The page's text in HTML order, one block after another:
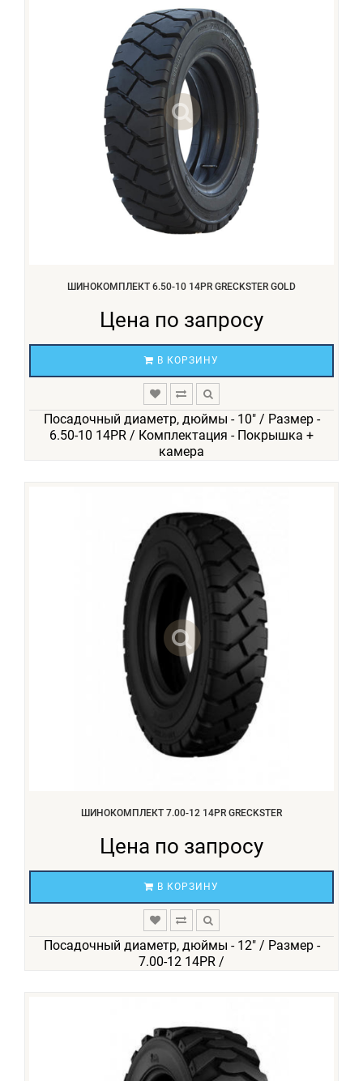
ШИНОКОМПЛЕКТ 6.50-10 14PR GRECKSTER GOLD
Цена по запросу
В КОРЗИНУ
Посадочный диаметр, дюймы - 10" / Размер -
6.50-10 14PR / Комплектация - Покрышка +
камера
ШИНОКОМПЛЕКТ 7.00-12 14PR GRECKSTER
Цена по запросу
В КОРЗИНУ
Посадочный диаметр, дюймы - 12" / Размер -
7.00-12 14PR /